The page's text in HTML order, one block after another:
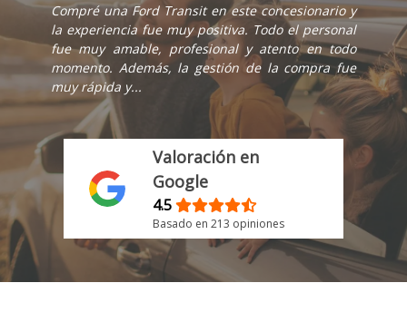
Compré una Ford Transit en este concesionario y
la experiencia fue muy positiva. Todo el personal
fue muy amable, profesional y atento en todo
momento. Además, la gestión de la compra fue
muy rápida y...
Valoración en
Google
4.5
Basado en 213 opiniones